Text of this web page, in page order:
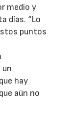
medio y
días. “Lo
puntos
un
hay
aún no